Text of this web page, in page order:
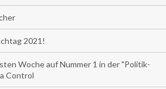
2021!
Woche auf Nummer 1 in der "Politik-
Control